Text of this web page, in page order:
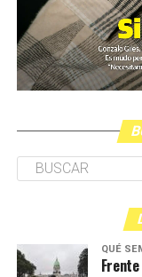
QUÉ